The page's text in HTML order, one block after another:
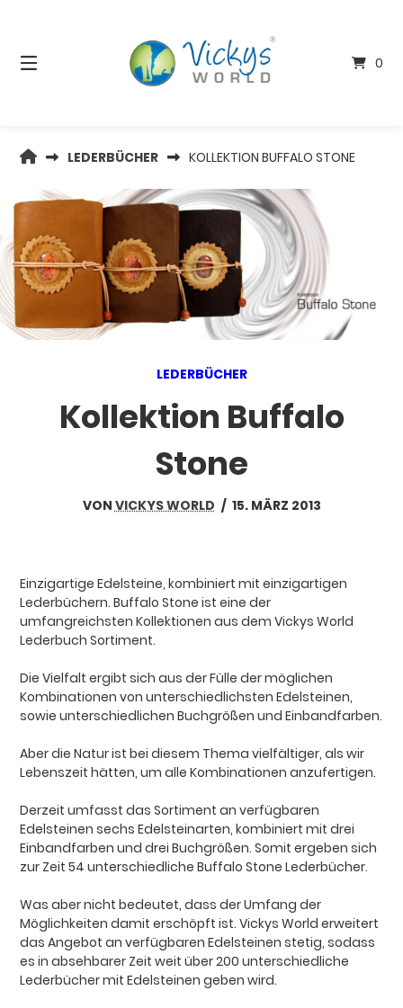
Inhalt
0
VICKYSLEDERBÜCHER KOLLEKTION BUFFALO STONE
LEDERBÜCHER
Kollektion Buffalo
Stone
VONVICKYS WORLD / 15. MÄRZ 2013
Einzigartige Edelsteine, kombiniert mit einzigartigen
Lederbüchern. Buffalo Stone ist eine der
umfangreichsten Kollektionen aus dem Vickys World
Lederbuch Sortiment.
Die Vielfalt ergibt sich aus der Fülle der möglichen
Kombinationen von unterschiedlichsten Edelsteinen,
sowie unterschiedlichen Buchgrößen und Einbandfarben.
Aber die Natur ist bei diesem Thema vielfältiger, als wir
Lebenszeit hätten, um alle Kombinationen anzufertigen.
Derzeit umfasst das Sortiment an verfügbaren
Edelsteinen sechs Edelsteinarten, kombiniert mit drei
Einbandfarben und drei Buchgrößen. Somit ergeben sich
zur Zeit 54 unterschiedliche Buffalo Stone Lederbücher.
Was aber nicht bedeutet, dass der Umfang der
Möglichkeiten damit erschöpft ist. Vickys World erweitert
das Angebot an verfügbaren Edelsteinen stetig, sodass
es in absehbarer Zeit weit über 200 unterschiedliche
Lederbücher mit Edelsteinen geben wird.